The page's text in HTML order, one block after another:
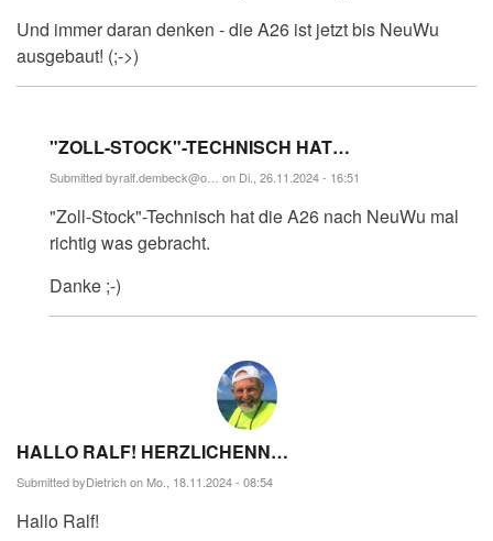
Und immer daran denken - die A26 ist jetzt bis NeuWu
ausgebaut! (;->)
"ZOLL-STOCK"-TECHNISCH HAT…
Submitted byralf.dembeck@o…
on Di., 26.11.2024 - 16:51
auf
Glückwunsch
Herr…
Stephan_B
"Zoll-Stock"-Technisch hat die A26 nach NeuWu mal
richtig was gebracht.
Danke ;-)
HALLO RALF! HERZLICHENN…
Submitted byDietrichon Mo., 18.11.2024 - 08:54
Hallo Ralf!